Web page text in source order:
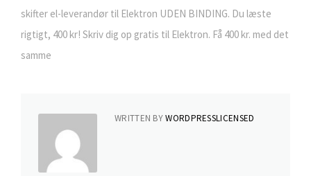
skifter el-leverandør til Elektron UDEN BINDING. Du læste
rigtigt, 400 kr! Skriv dig op gratis til Elektron. Få 400 kr. med det
samme
WRITTEN BYWORDPRESSLICENSED